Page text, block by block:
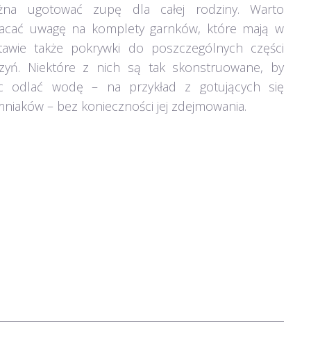
ugotować zupę dla całej rodziny. Warto
uwagę na komplety garnków, które mają w
także pokrywki do poszczególnych części
Niektóre z nich są tak skonstruowane, by
odlać wodę – na przykład z gotujących się
– bez konieczności jej zdejmowania.